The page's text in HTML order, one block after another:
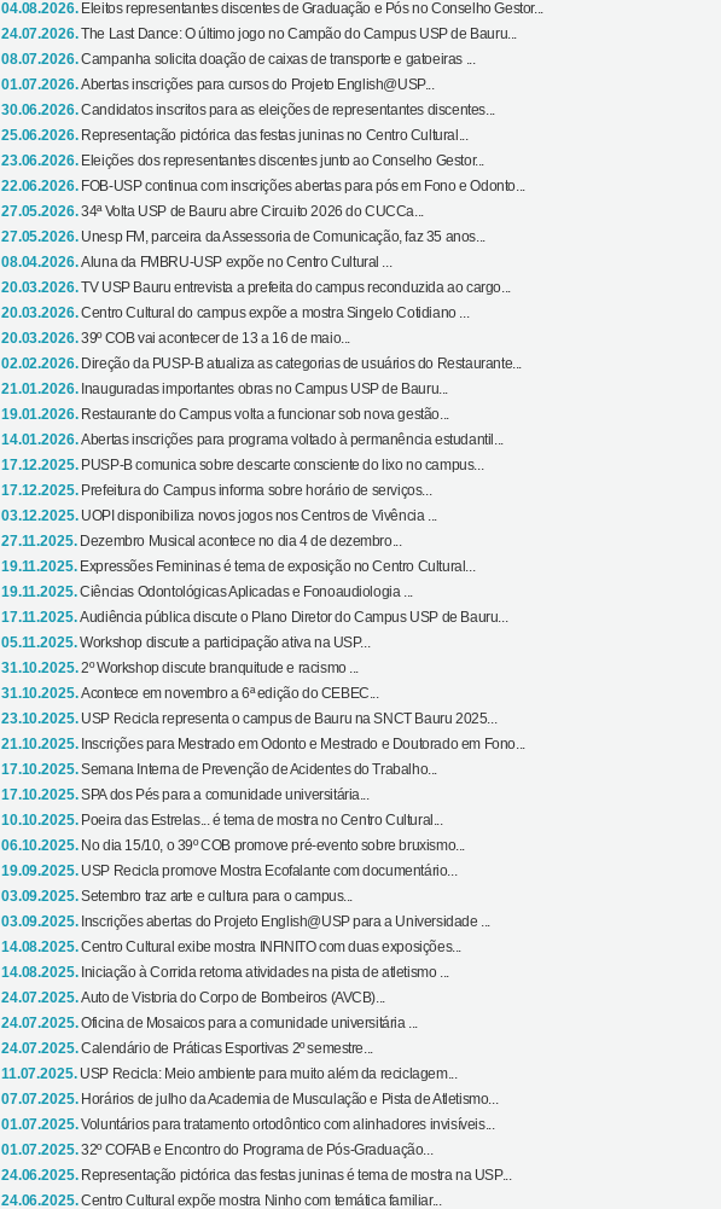
04.08.2026. Eleitos representantes discentes de Graduação e Pós no Conselho Gestor...
24.07.2026.The Last Dance: O último jogo no Campão do Campus USP de Bauru...
08.07.2026.Campanha solicita doação de caixas de transporte e gatoeiras ...
01.07.2026.Abertas inscrições para cursos do Projeto English@USP...
30.06.2026.Candidatos inscritos para as eleições de representantes discentes...
25.06.2026. Representação pictórica das festas juninas no Centro Cultural...
23.06.2026. Eleições dos representantes discentes junto ao Conselho Gestor...
22.06.2026. FOB-USP continua com inscrições abertas para pós em Fono e Odonto...
27.05.2026.34ª Volta USP de Bauru abre Circuito 2026 do CUCCa...
27.05.2026. Unesp FM, parceira da Assessoria de Comunicação, faz 35 anos...
08.04.2026.Aluna da FMBRU-USP expõe no Centro Cultural ...
20.03.2026.TV USP Bauru entrevista a prefeita do campus reconduzida ao cargo...
20.03.2026.Centro Cultural do campus expõe a mostra Singelo Cotidiano ...
20.03.2026.39º COB vai acontecer de 13 a 16 de maio...
02.02.2026. Direção da PUSP-B atualiza as categorias de usuários do Restaurante...
21.01.2026. Inauguradas importantes obras no Campus USP de Bauru...
19.01.2026. Restaurante do Campus volta a funcionar sob nova gestão...
14.01.2026.Abertas inscrições para programa voltado à permanência estudantil...
17.12.2025. PUSP-B comunica sobre descarte consciente do lixo no campus...
17.12.2025. Prefeitura do Campus informa sobre horário de serviços...
03.12.2025. UOPI disponibiliza novos jogos nos Centros de Vivência ...
27.11.2025. Dezembro Musical acontece no dia 4 de dezembro...
19.11.2025. Expressões Femininas é tema de exposição no Centro Cultural...
19.11.2025.Ciências Odontológicas Aplicadas e Fonoaudiologia ...
17.11.2025.Audiência pública discute o Plano Diretor do Campus USP de Bauru...
05.11.2025.Workshop discute a participação ativa na USP...
31.10.2025.2º Workshop discute branquitude e racismo ...
31.10.2025.Acontece em novembro a 6ª edição do CEBEC...
23.10.2025. USP Recicla representa o campus de Bauru na SNCT Bauru 2025...
21.10.2025. Inscrições para Mestrado em Odonto e Mestrado e Doutorado em Fono...
17.10.2025.Semana Interna de Prevenção de Acidentes do Trabalho...
17.10.2025.SPA dos Pés para a comunidade universitária...
10.10.2025. Poeira das Estrelas... é tema de mostra no Centro Cultural...
06.10.2025. No dia 15/10, o 39º COB promove pré-evento sobre bruxismo...
19.09.2025. USP Recicla promove Mostra Ecofalante com documentário...
03.09.2025.Setembro traz arte e cultura para o campus...
03.09.2025. Inscrições abertas do Projeto English@USP para a Universidade ...
14.08.2025.Centro Cultural exibe mostra INFINITO com duas exposições...
14.08.2025. Iniciação à Corrida retoma atividades na pista de atletismo ...
24.07.2025.Auto de Vistoria do Corpo de Bombeiros (AVCB)...
24.07.2025.Oficina de Mosaicos para a comunidade universitária ...
24.07.2025.Calendário de Práticas Esportivas 2º semestre...
11.07.2025. USP Recicla: Meio ambiente para muito além da reciclagem...
07.07.2025. Horários de julho da Academia de Musculação e Pista de Atletismo...
01.07.2025.Voluntários para tratamento ortodôntico com alinhadores invisíveis...
01.07.2025.32º COFAB e Encontro do Programa de Pós-Graduação...
24.06.2025. Representação pictórica das festas juninas é tema de mostra na USP...
24.06.2025.Centro Cultural expõe mostra Ninho com temática familiar...